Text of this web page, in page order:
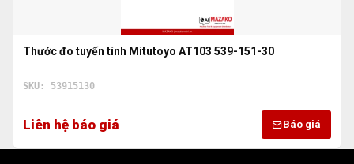
Thước đo tuyến tính Mitutoyo AT103 539-151-30
SKU: 53915130
Liên hệ báo giá Báo giá